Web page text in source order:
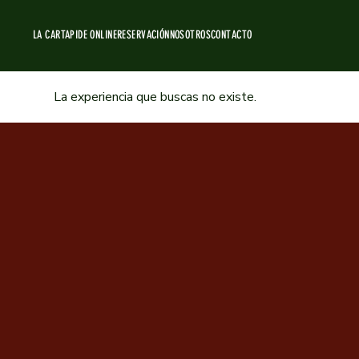
LA CARTAPIDE ONLINERESERVACIÓNNOSOTROSCONTACTO
La experiencia que buscas no existe.